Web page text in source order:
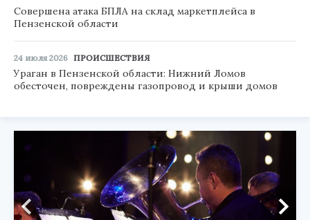
Совершена атака БПЛА на склад маркетплейса в
Пензенской области
24 июля 2026 ПРОИСШЕСТВИЯ
Ураган в Пензенской области: Нижний Ломов
обесточен, повреждены газопровод и крыши домов